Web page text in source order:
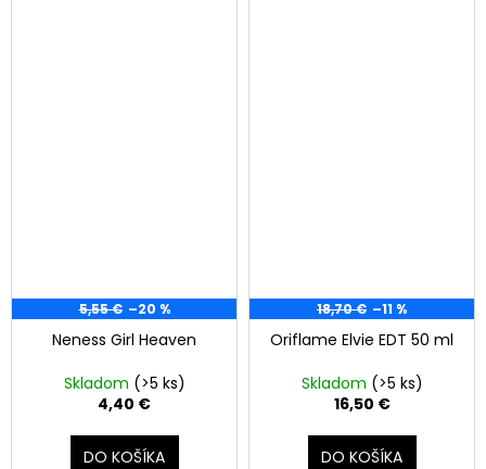
5,55 € –20 %
Neness Girl Heaven
Skladom (>5 ks)
4,40 €
DO KOŠÍKA
18,70 € –11 %
Oriflame Elvie EDT 50 ml
Skladom (>5 ks)
16,50 €
DO KOŠÍKA